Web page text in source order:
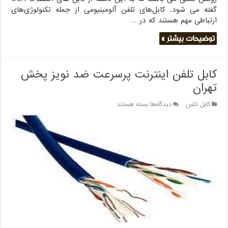
گفته می شود. کابل‌های تلفن آلومینیومی از جمله تکنولوژی‌های
ارتباطی مهم هستند که در …
توضیحات بیشتر »
کابل تلفن اینترنت پرسرعت ضد نویز پخش
تهران
کابل تلفن دیدگاه‌هابرای
نویز
پخش
تهران
بسته هستند